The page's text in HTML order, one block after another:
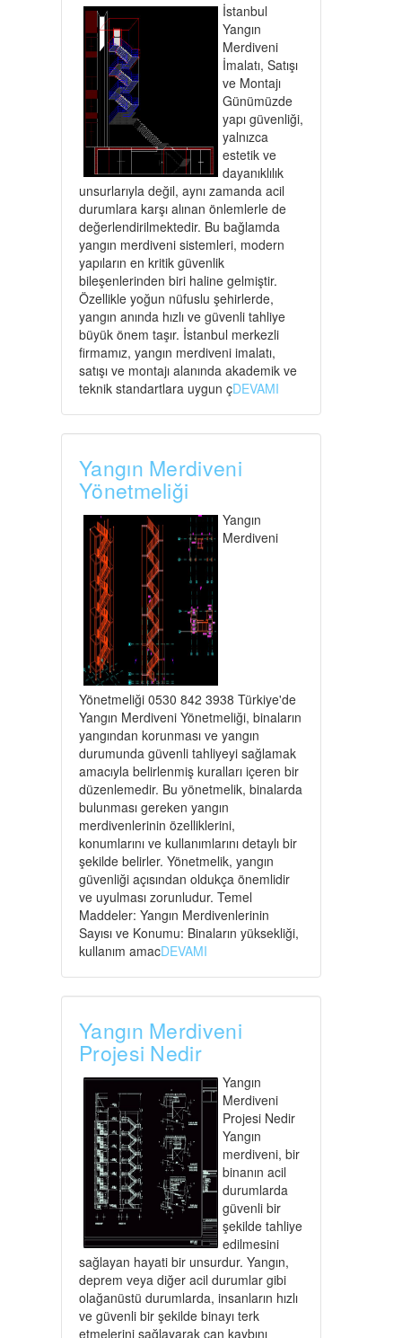
İstanbul
Yangın
Merdiveni
İmalatı, Satışı
ve Montajı
Günümüzde
yapı güvenliği,
yalnızca
estetik ve
dayanıklılık
unsurlarıyla değil, aynı zamanda acil
durumlara karşı alınan önlemlerle de
değerlendirilmektedir. Bu bağlamda
yangın merdiveni sistemleri, modern
yapıların en kritik güvenlik
bileşenlerinden biri haline gelmiştir.
Özellikle yoğun nüfuslu şehirlerde,
yangın anında hızlı ve güvenli tahliye
büyük önem taşır. İstanbul merkezli
firmamız, yangın merdiveni imalatı,
satışı ve montajı alanında akademik ve
teknik standartlara uygun çDEVAMI
Yangın Merdiveni
Yönetmeliği
Yangın
Merdiveni
Yönetmeliği 0530 842 3938 Türkiye'de
Yangın Merdiveni Yönetmeliği, binaların
yangından korunması ve yangın
durumunda güvenli tahliyeyi sağlamak
amacıyla belirlenmiş kuralları içeren bir
düzenlemedir. Bu yönetmelik, binalarda
bulunması gereken yangın
merdivenlerinin özelliklerini,
konumlarını ve kullanımlarını detaylı bir
şekilde belirler. Yönetmelik, yangın
güvenliği açısından oldukça önemlidir
ve uyulması zorunludur. Temel
Maddeler: Yangın Merdivenlerinin
Sayısı ve Konumu: Binaların yüksekliği,
kullanım amacDEVAMI
Yangın Merdiveni
Projesi Nedir
Yangın
Merdiveni
Projesi Nedir
Yangın
merdiveni, bir
binanın acil
durumlarda
güvenli bir
şekilde tahliye
edilmesini
sağlayan hayati bir unsurdur. Yangın,
deprem veya diğer acil durumlar gibi
olağanüstü durumlarda, insanların hızlı
ve güvenli bir şekilde binayı terk
etmelerini sağlayarak can kaybını